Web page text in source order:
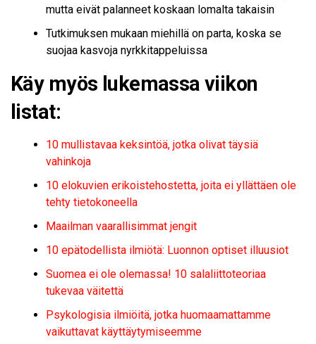
mutta eivät palanneet koskaan lomalta takaisin
Tutkimuksen mukaan miehillä on parta, koska se
suojaa kasvoja nyrkkitappeluissa
Käy myös lukemassa viikon
listat:
10 mullistavaa keksintöä, jotka olivat täysiä
vahinkoja
10 elokuvien erikoistehostetta, joita ei yllättäen ole
tehty tietokoneella
Maailman vaarallisimmat jengit
10 epätodellista ilmiötä: Luonnon optiset illuusiot
Suomea ei ole olemassa! 10 salaliittoteoriaa
tukevaa väitettä
Psykologisia ilmiöitä, jotka huomaamattamme
vaikuttavat käyttäytymiseemme